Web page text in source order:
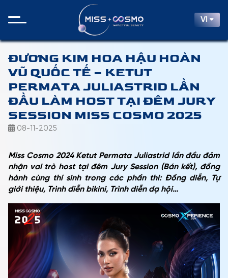
VI
ĐƯƠNG KIM HOA HẬU HOÀN
VŨ QUỐC TẾ – KETUT
PERMATA JULIASTRID LẦN
ĐẦU LÀM HOST TẠI ĐÊM JURY
SESSION MISS COSMO 2025
08-11-2025
Miss Cosmo 2024 Ketut Permata Juliastrid lần đầu đảm
nhận vai trò host tại đêm Jury Session (Bán kết), đồng
hành cùng thí sinh trong các phần thi: Đồng diễn, Tự
giới thiệu, Trình diễn bikini, Trình diễn dạ hội…